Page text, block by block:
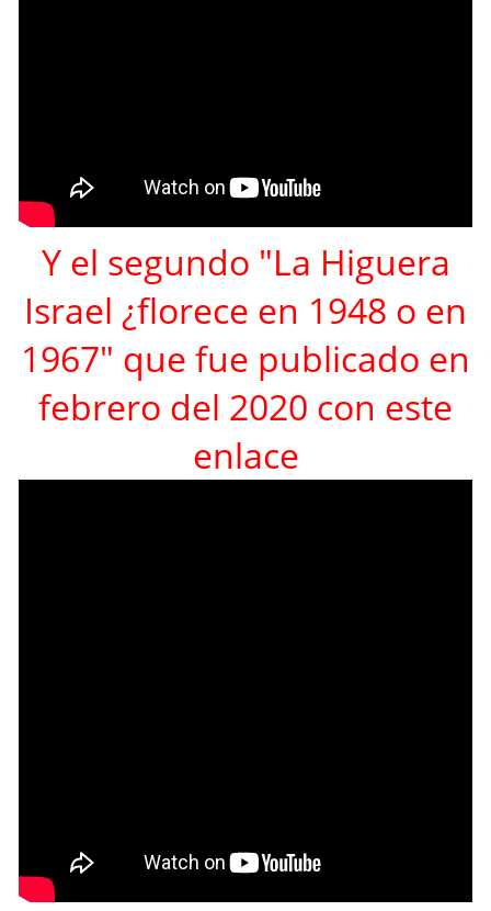
Y el segundo "La Higuera
Israel ¿florece en 1948 o en
1967" que fue publicado en
febrero del 2020 con este
enlace